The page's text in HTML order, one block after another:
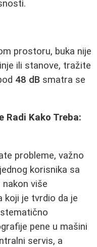
prostoru, buka nije
ili stanove, tražite
48 dB smatra se
Radi Kako Treba:
probleme, važno
korisnika sa
više
koji je tvrdio da je
pene u mašini
servis, a